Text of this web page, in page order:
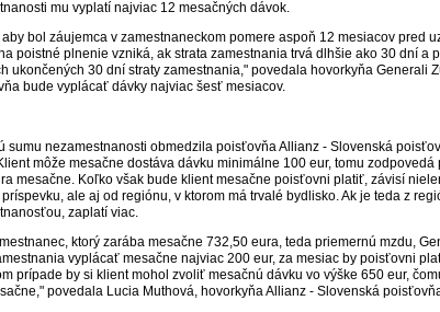
mu vyplatí najviac 12 mesačných dávok.
bol záujemca v zamestnaneckom pomere aspoň 12 mesiacov pred
poistné plnenie vzniká, ak strata zamestnania trvá dlhšie ako 30 dní a
ukončených 30 dní straty zamestnania," povedala hovorkyňa Generali
bude vyplácať dávky najviac šesť mesiacov.
sumu nezamestnanosti obmedzila poisťovňa Allianz - Slovenská
môže mesačne dostáva dávku minimálne 100 eur, tomu zodpovedá
mesačne. Koľko však bude klient mesačne poisťovni platiť, závisí
ale aj od regiónu, v ktorom má trvalé bydlisko. Ak je teda z
zaplatí viac.
ktorý zarába mesačne 732,50 eura, teda priemernú mzdu,
vyplácať mesačne najviac 200 eur, za mesiac by poisťovni
prípade by si klient mohol zvoliť mesačnú dávku vo výške 650 eur,
povedala Lucia Muthová, hovorkyňa Allianz - Slovenská